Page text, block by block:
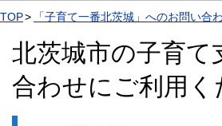
TOP 「子育て一番北茨城」へのお問い合
北茨城市の子育
合わせにご利用く